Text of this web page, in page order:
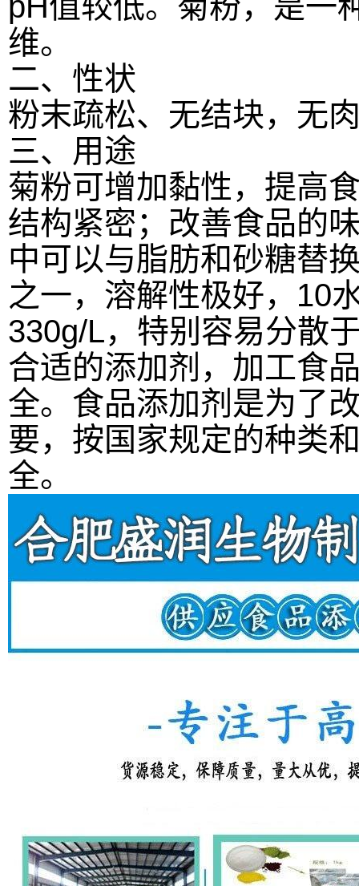
维。
二、性状
粉末疏松、无结块，无
三、用途
菊粉可增加黏性，提高
结构紧密；改善食品的
中可以与脂肪和砂糖替
之一，溶解性极好，10
330g/L，特别容易分散
合适的添加剂，加工食
全。食品添加剂是为了
要，按国家规定的种类
全。